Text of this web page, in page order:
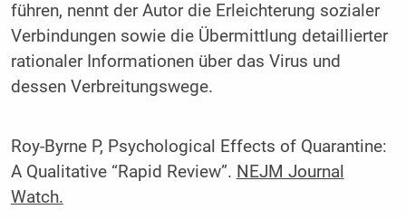
führen, nennt der Autor die Erleichterung sozialer
Verbindungen sowie die Übermittlung detaillierter
rationaler Informationen über das Virus und
dessen Verbreitungswege.
Roy-Byrne P, Psychological Effects of Quarantine:
A Qualitative “Rapid Review”. NEJM Journal
Watch.